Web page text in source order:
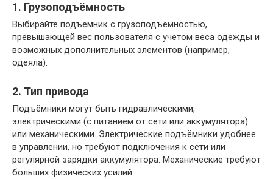
1. Грузоподъёмность
Выбирайте подъёмник с грузоподъёмностью,
превышающей вес пользователя с учетом веса одежды и
возможных дополнительных элементов (например,
одеяла).
2. Тип привода
Подъёмники могут быть гидравлическими,
электрическими (с питанием от сети или аккумулятора)
или механическими. Электрические подъёмники удобнее
в управлении, но требуют подключения к сети или
регулярной зарядки аккумулятора. Механические требуют
больших физических усилий.